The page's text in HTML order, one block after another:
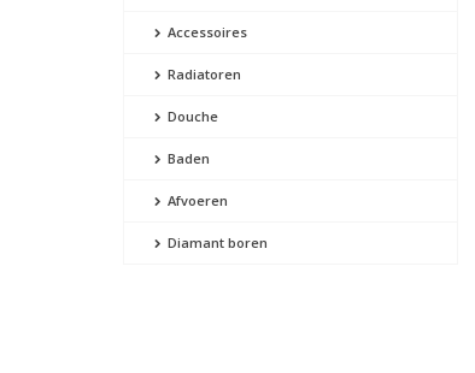
Accessoires
Radiatoren
Douche
Baden
Afvoeren
Diamant boren